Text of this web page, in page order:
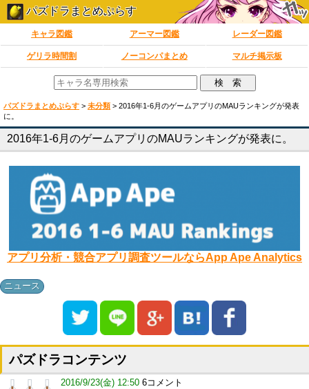
パズドラまとめぷらす
キャラ図鑑 アーマー図鑑 レーダー図鑑
ゲリラ時間割 ノーコンパまとめ マルチ掲示板
パズドラまとめぷらす > 未分類 > 2016年1-6月のゲームアプリのMAUランキングが発表
に。
2016年1-6月のゲームアプリのMAUランキングが発表に。
アプリ分析・競合アプリ調査ツールならApp Ape Analytics
ニュース
パズドラコンテンツ
2016/9/23(金) 12:50 6コメント